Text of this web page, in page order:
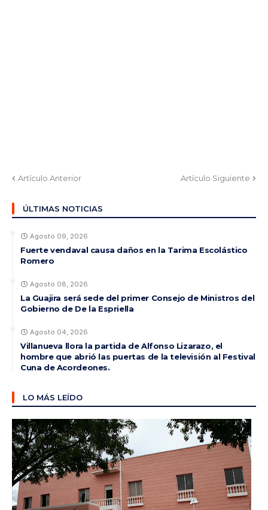
Artículo Anterior Artículo Siguiente
ÚLTIMAS NOTICIAS
Agosto 09, 2026
Fuerte vendaval causa daños en la Tarima Escolástico
Romero
Agosto 08, 2026
La Guajira será sede del primer Consejo de Ministros del
Gobierno de De la Espriella
Agosto 04, 2026
Villanueva llora la partida de Alfonso Lizarazo, el
hombre que abrió las puertas de la televisión al Festival
Cuna de Acordeones.
LO MÁS LEÍDO